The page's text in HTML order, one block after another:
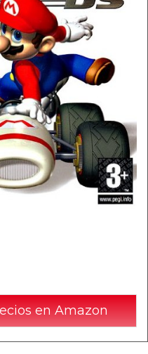
en Amazon